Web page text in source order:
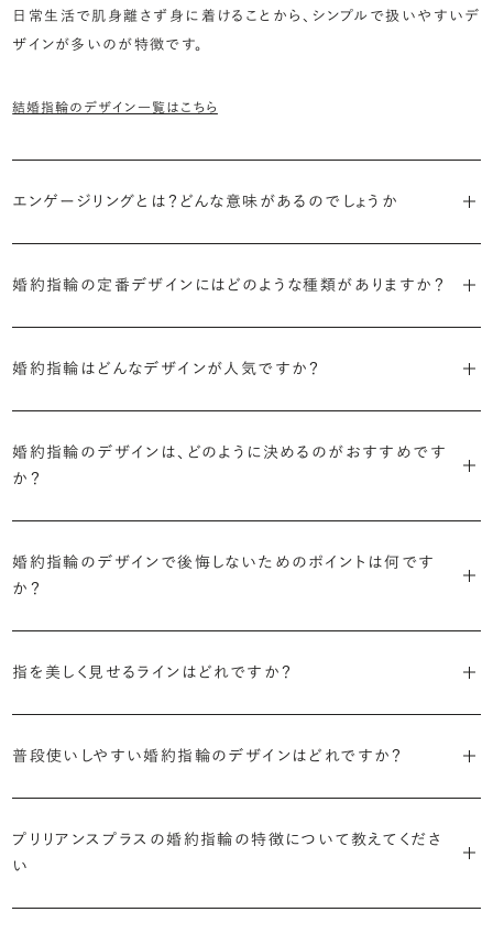
日常生活で肌身離さず身に着けることから、シンプルで扱いやすいデ
ザインが多いのが特徴です。
結婚指輪のデザイン一覧はこちら
エンゲージリングとは？どんな意味があるのでしょうか
リング」は婚約指輪の別名です。
Ring（エンゲージメントリング）と呼ばれます。
婚約指輪の定番デザインにはどのような種類がありますか？
リリアンスプラスでも不動の人気を誇ります。
えたデザイン。愛らしい雰囲気が楽しめます。
るという点でも人気があります。
ン。手元にしっかりと存在感を添えてくれます。
華やかなデザインをお好みの方から非常に人気です。
婚約指輪はどんなデザインが人気ですか？
に留めた王道のデザイン「ソリティア」です。
婚約指輪のデザインは、どのように決めるのがおすすめです
か？
す。
絞り、次にアームのフォルム（ストレート／ウェーブ／V字）と素材（プ
・年齢を重ねても似合うリングを目指す
・着用シーンを想像して選ぶ
日常的に身に着けたいのか、お出かけの時だけ身に着けたいのか
婚約指輪のデザインで後悔しないためのポイントは何です
か？
は実物を指に着けて見え方を確かめることです。
までじっくりと試着していただけます。
ショールームで婚約指輪を試着する
指を美しく見せるラインはどれですか？
見えやすいと言われています。
てきます。ぜひ、所要時間30秒のブリリアンスプラスオリジナル診断を
活用して、ご自身にぴったりのラインを探してみてください。
普段使いしやすい婚約指輪のデザインはどれですか？
なります。ブリリアンスプラスでは、普段の生活の中でも婚約指輪を楽
しく身に着けていただけるよう、全てのデザインが高さを抑えて作られ
プリリアンスプラスの婚約指輪の特徴について教えてくださ
い